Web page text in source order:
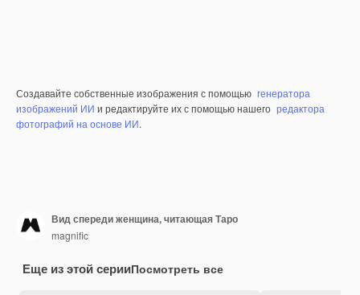
Создавайте собственные изображения с помощью генератора
изображений ИИ и редактируйте их с помощью нашего редактора
фотографий на основе ИИ.
Вид спереди женщина, читающая Таро
magnific
Еще из этой серииПосмотреть все